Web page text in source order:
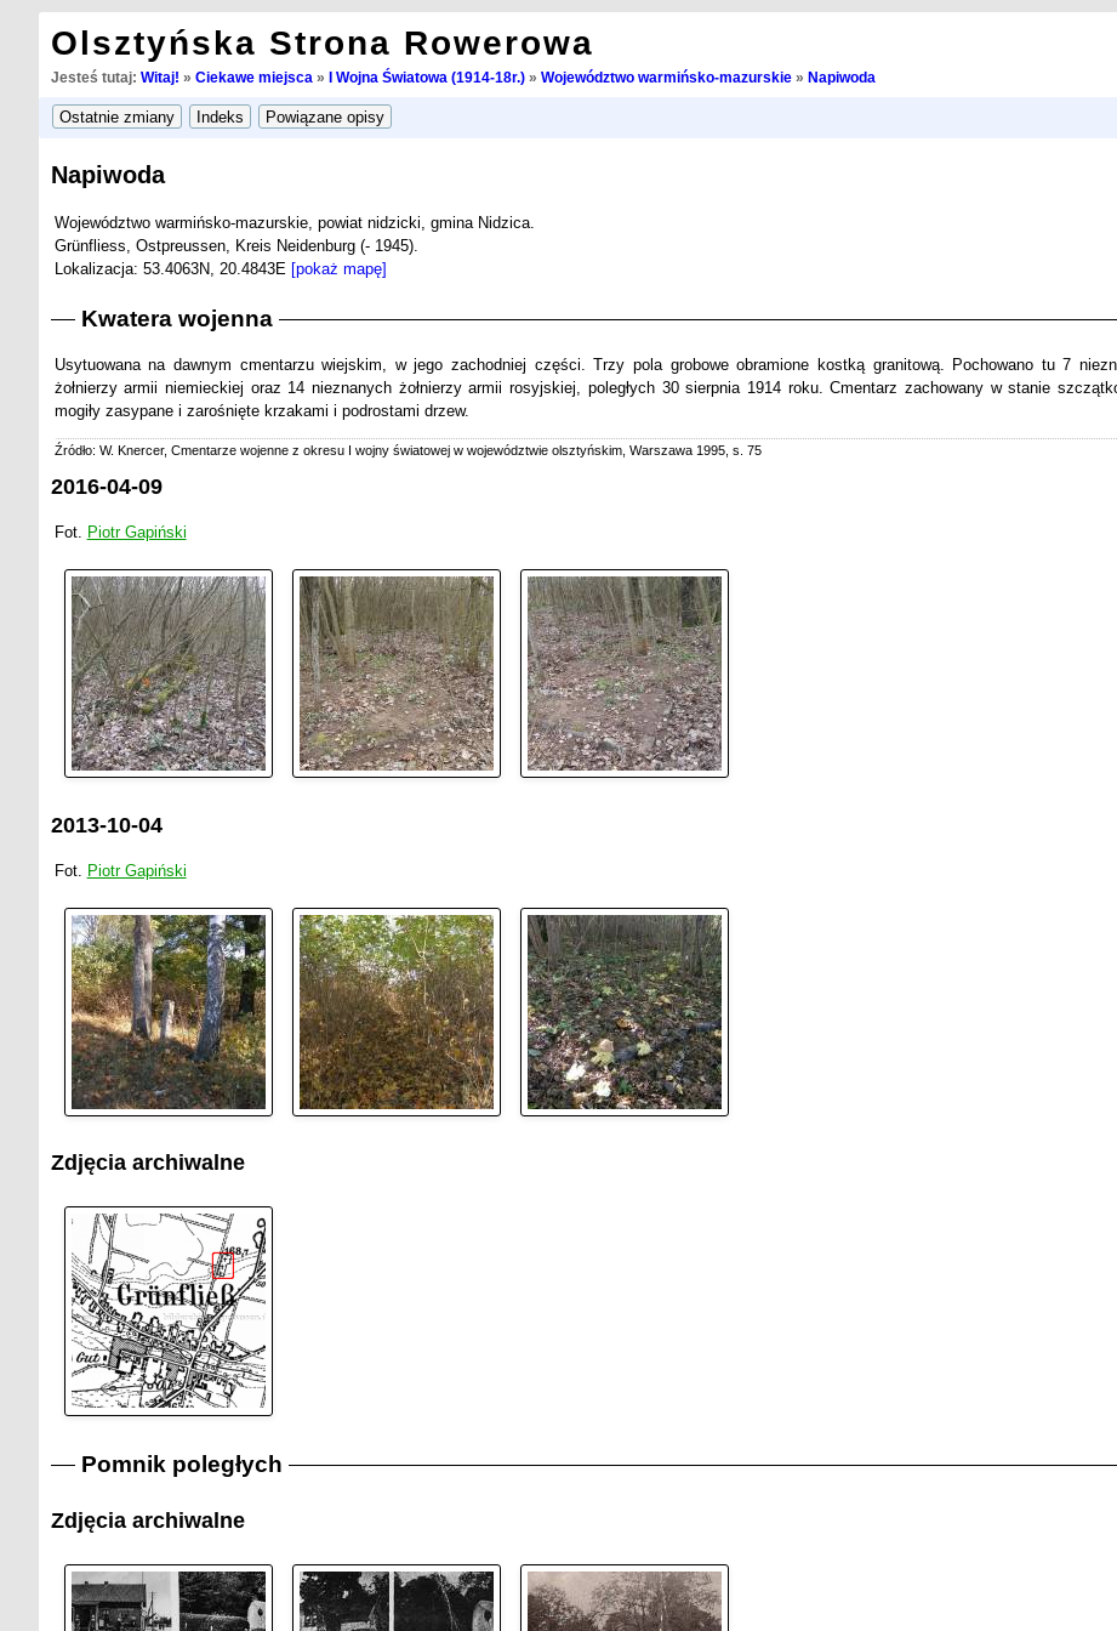
Olsztyńska Strona Rowerowa
Jesteś tutaj: Witaj! » Ciekawe miejsca » I Wojna Światowa (1914-18r.)» Województwo warmińsko-mazurskie» Napiwoda
Napiwoda
Województwo warmińsko-mazurskie, powiat nidzicki, gmina Nidzica.
Grünfliess, Ostpreussen, Kreis Neidenburg (- 1945).
Lokalizacja: 53.4063N, 20.4843E [pokaż mapę]
Kwatera wojenna
Usytuowana na dawnym cmentarzu wiejskim, w jego zachodniej części. Trzy pola grobowe obramione kostką granitową. Pochowano tu 7
żołnierzy armii niemieckiej oraz 14 nieznanych żołnierzy armii rosyjskiej, poległych 30 sierpnia 1914 roku. Cmentarz zachowany w stanie
mogiły zasypane i zarośnięte krzakami i podrostami drzew.
Źródło: W. Knercer, Cmentarze wojenne z okresu I wojny światowej w województwie olsztyńskim, Warszawa 1995, s. 75
2016-04-09
Fot. Piotr Gapiński
2013-10-04
Fot. Piotr Gapiński
Zdjęcia archiwalne
Pomnik poległych
Zdjęcia archiwalne